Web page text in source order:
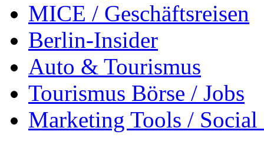
MICE / Geschäftsreisen
Berlin-Insider
Auto & Tourismus
Tourismus Börse / Jobs
Marketing Tools /